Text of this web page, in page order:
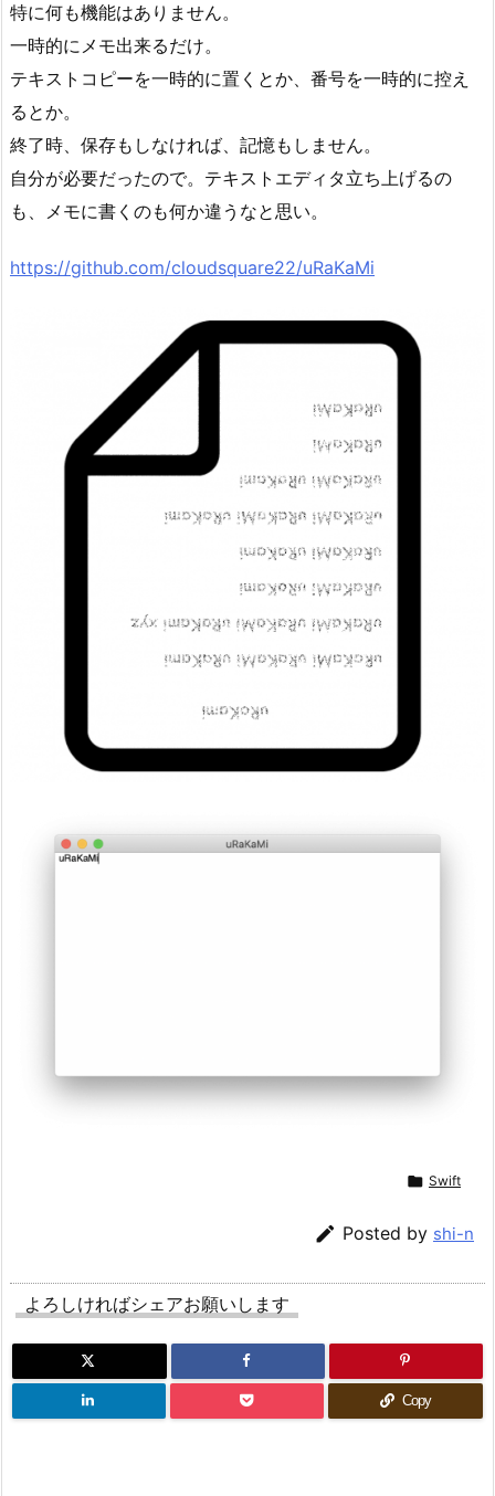
特に何も機能はありません。
一時的にメモ出来るだけ。
テキストコピーを一時的に置くとか、番号を一時的に控え
るとか。
終了時、保存もしなければ、記憶もしません。
自分が必要だったので。テキストエディタ立ち上げるの
も、メモに書くのも何か違うなと思い。
https://github.com/cloudsquare22/uRaKaMi
 Swift
 Posted by shi-n
よろしければシェアお願いします
Copy